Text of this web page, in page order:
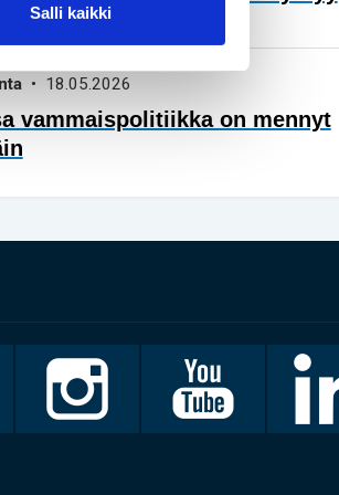
Salli kaikki
• 18.05.2026
vammaispolitiikka on mennyt
Invalidiliitto
Instagramissa
Invalidiliitto
Youtubessa
LinkedIn